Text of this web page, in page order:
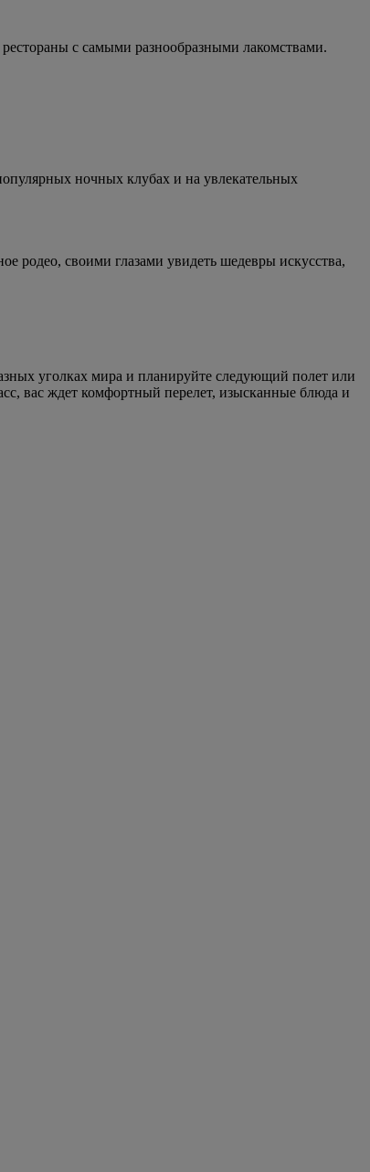
с самыми разнообразными лакомствами.
ночных клубах и на увлекательных
родео, своими глазами увидеть шедевры искусства,
уголках мира и планируйте следующий полет или
вас ждет комфортный перелет, изысканные блюда и